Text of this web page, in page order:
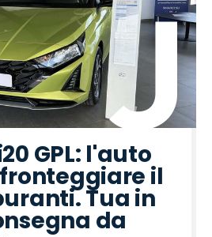
GPL: l'auto
il
Tua in
da